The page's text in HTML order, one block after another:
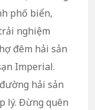
phố biển,
nghiệm
đêm hải sản
Imperial.
hải sản
lý. Đừng quên